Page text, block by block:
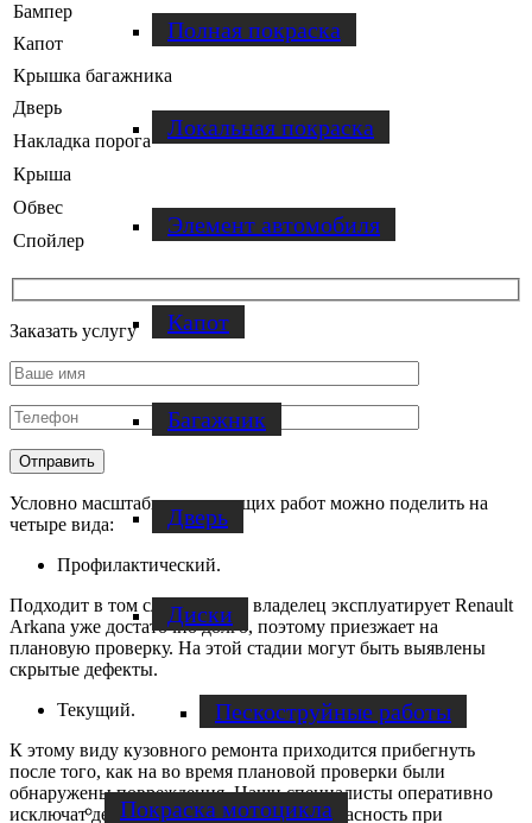
Полная покраска
Локальная покраска
Элемент автомобиля
Капот
Багажник
Дверь
Диски
Пескоструйные работы
Покраска мотоцикла
Бампер
Капот
Крышка багажника
Дверь
Накладка порога
Крыша
Обвес
Спойлер
Заказать услугу
Условно масштабы предстоящих работ можно поделить на
четыре вида:
Профилактический.
Подходит в том случае, когда владелец эксплуатирует Renault
Arkana уже достаточно долго, поэтому приезжает на
плановую проверку. На этой стадии могут быть выявлены
скрытые дефекты.
Текущий.
К этому виду кузовного ремонта приходится прибегнуть
после того, как на во время плановой проверки были
обнаружены повреждения. Наши специалисты оперативно
исключат дефекты и обеспечат вам безопасность при